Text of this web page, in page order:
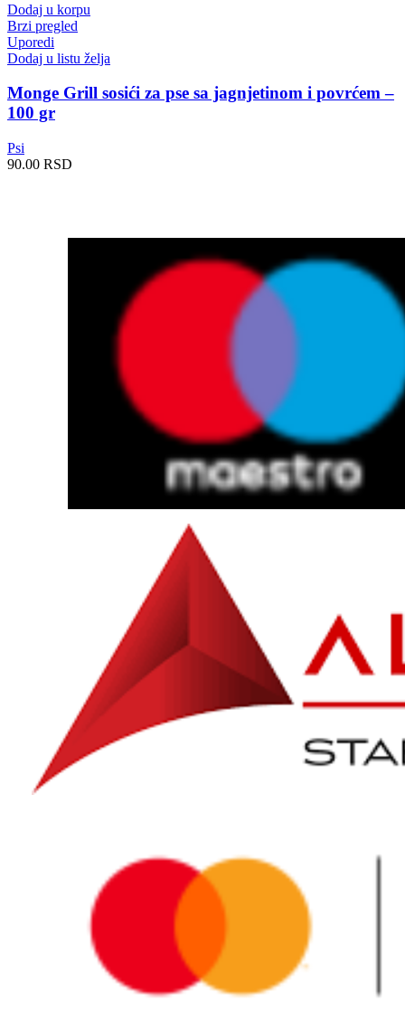
Dodaj u korpu
Brzi pregled
Uporedi
Dodaj u listu želja
Monge Grill sosići za pse sa jagnjetinom i povrćem –
100 gr
Psi
90.00 RSD